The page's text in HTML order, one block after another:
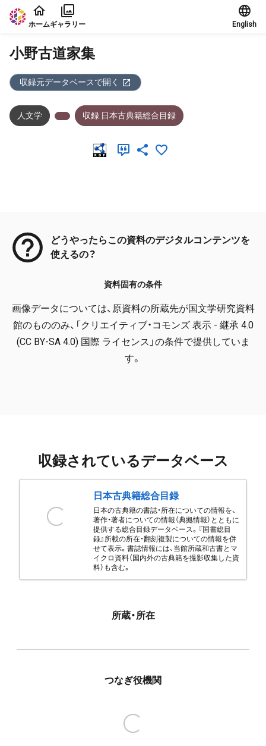
本文に飛ぶ
ホームギャラリー English
小野古道家集
収録元データベースで開く
人文学 収録:日本古典籍総合目録
どうやったらこの資料のデジタルコンテンツを
使えるの？
資料固有の条件
画像データについては、原資料の所蔵先が国文学研究資料
館のもののみ、「クリエイティブ・コモンズ 表示 - 継承 4.0
(CC BY-SA 4.0) 国際 ライセンス」の条件で提供していま
す。
収録されているデータベース
日本古典籍総合目録
日本の古典籍の書誌・所在についての情報を、
著作・著者についての情報（典拠情報）とともに
提供する総合目録データベース。『国書総目
録』所載の所在・翻刻複製についての情報を併
せて表示。書誌情報には、当館所蔵和古書とマ
イクロ資料（国内外の古典籍を撮影収集した資
料）も含む。
所蔵・所在
つなぎ役機関